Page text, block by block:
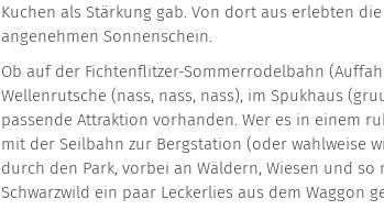
Kuchen als Stärkung gab. Von dort aus erlebten
angenehmen Sonnenschein.
Ob auf der Fichtenflitzer-Sommerrodelbahn
Wellenrutsche (nass, nass, nass), im Spukhaus
passende Attraktion vorhanden. Wer es in einem
mit der Seilbahn zur Bergstation (oder wahlweise
durch den Park, vorbei an Wäldern, Wiesen und
Schwarzwild ein paar Leckerlies aus dem Waggon